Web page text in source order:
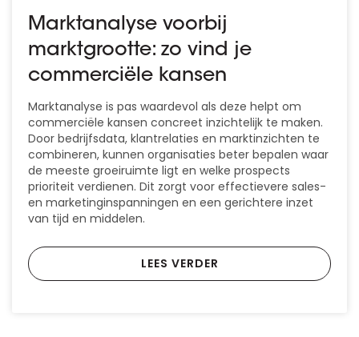
Marktanalyse voorbij
marktgrootte: zo vind je
commerciële kansen
Marktanalyse is pas waardevol als deze helpt om
commerciële kansen concreet inzichtelijk te maken.
Door bedrijfsdata, klantrelaties en marktinzichten te
combineren, kunnen organisaties beter bepalen waar
de meeste groeiruimte ligt en welke prospects
prioriteit verdienen. Dit zorgt voor effectievere sales-
en marketinginspanningen en een gerichtere inzet
van tijd en middelen.
LEES VERDER